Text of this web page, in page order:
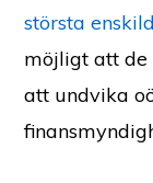
största
möjligt att de
att undvika